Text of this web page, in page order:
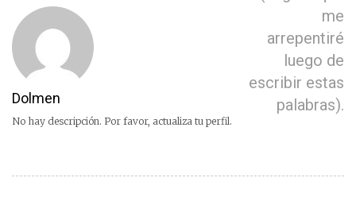
me
arrepentiré
luego de
escribir estas
palabras).
Dolmen
No hay descripción. Por favor, actualiza tu perfil.